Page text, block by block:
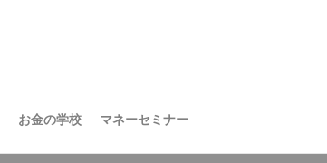
お金の学校 マネーセミナー